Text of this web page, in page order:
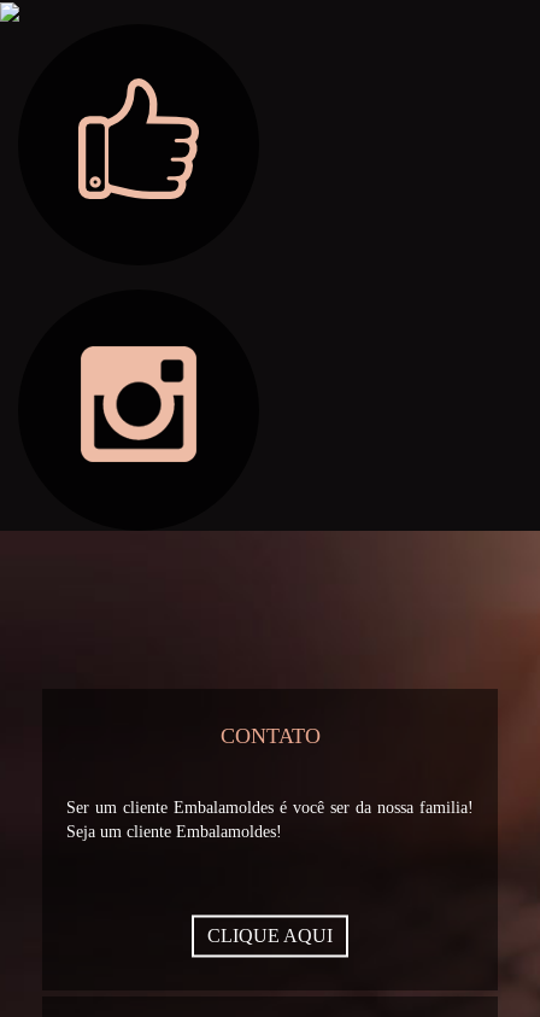
CONTATO
Ser um cliente Embalamoldes é você ser da nossa familia!
Seja um cliente Embalamoldes!
CLIQUE AQUI